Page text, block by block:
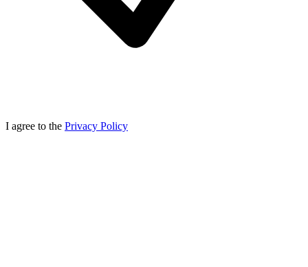
I agree to the Privacy Policy